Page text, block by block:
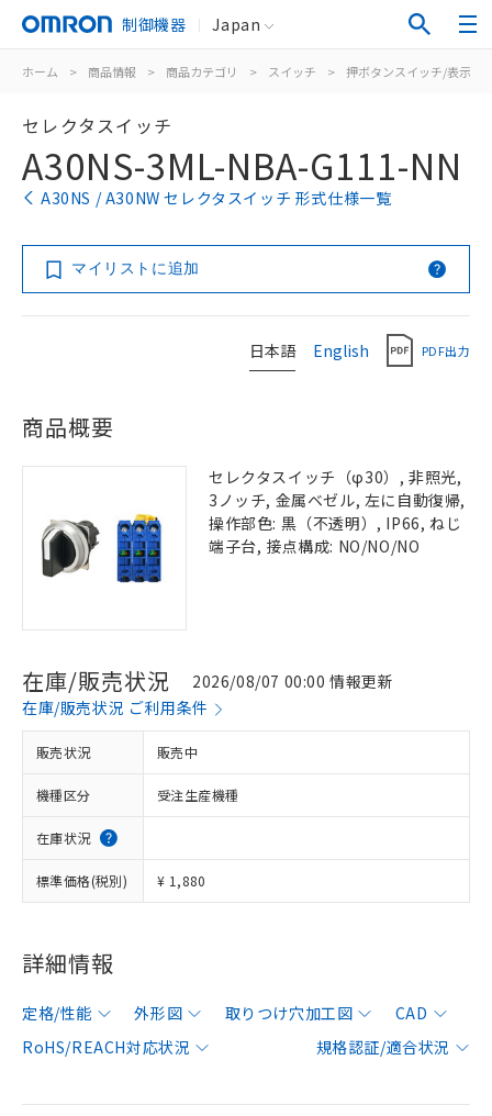
制御機器 Japan
ホーム > 商品情報 > 商品カテゴリ > スイッチ > 押ボタンスイッチ/表示灯
セレクタスイッチ
A30NS-3ML-NBA-G111-NN
A30NS / A30NW セレクタスイッチ 形式仕様一覧
マイリストに追加
日本語 English PDF出力
商品概要
セレクタスイッチ（φ30）, 非照光,
3ノッチ, 金属ベゼル, 左に自動復帰,
操作部色: 黒（不透明）, IP66, ねじ
端子台, 接点構成: NO/NO/NO
在庫/販売状況
2026/08/07 00:00 情報更新
在庫/販売状況 ご利用条件
販売状況 販売中
機種区分 受注生産機種
在庫状況
標準価格(税別) ¥ 1,880
詳細情報
定格/性能 外形図 取りつけ穴加工図
CAD
RoHS/REACH対応状況
規格認証/適合状況